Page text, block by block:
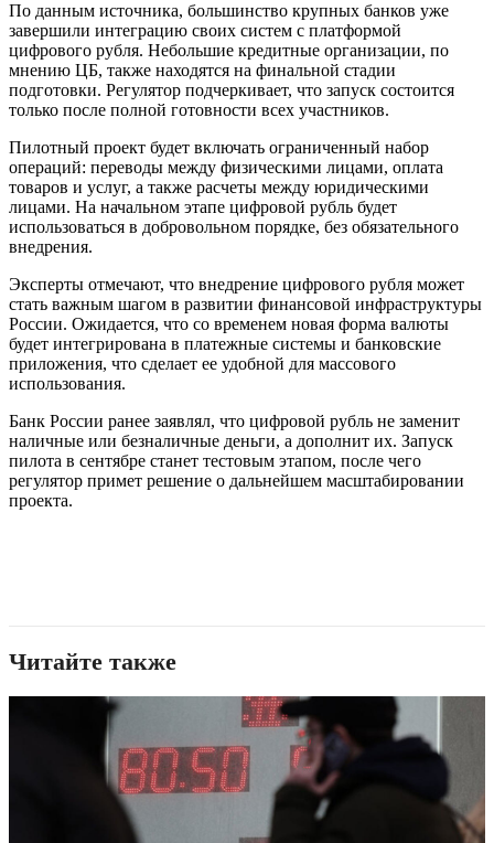
По данным источника, большинство крупных банков уже
завершили интеграцию своих систем с платформой
цифрового рубля. Небольшие кредитные организации, по
мнению ЦБ, также находятся на финальной стадии
подготовки. Регулятор подчеркивает, что запуск состоится
только после полной готовности всех участников.
Пилотный проект будет включать ограниченный набор
операций: переводы между физическими лицами, оплата
товаров и услуг, а также расчеты между юридическими
лицами. На начальном этапе цифровой рубль будет
использоваться в добровольном порядке, без обязательного
внедрения.
Эксперты отмечают, что внедрение цифрового рубля может
стать важным шагом в развитии финансовой инфраструктуры
России. Ожидается, что со временем новая форма валюты
будет интегрирована в платежные системы и банковские
приложения, что сделает ее удобной для массового
использования.
Банк России ранее заявлял, что цифровой рубль не заменит
наличные или безналичные деньги, а дополнит их. Запуск
пилота в сентябре станет тестовым этапом, после чего
регулятор примет решение о дальнейшем масштабировании
проекта.
Читайте также